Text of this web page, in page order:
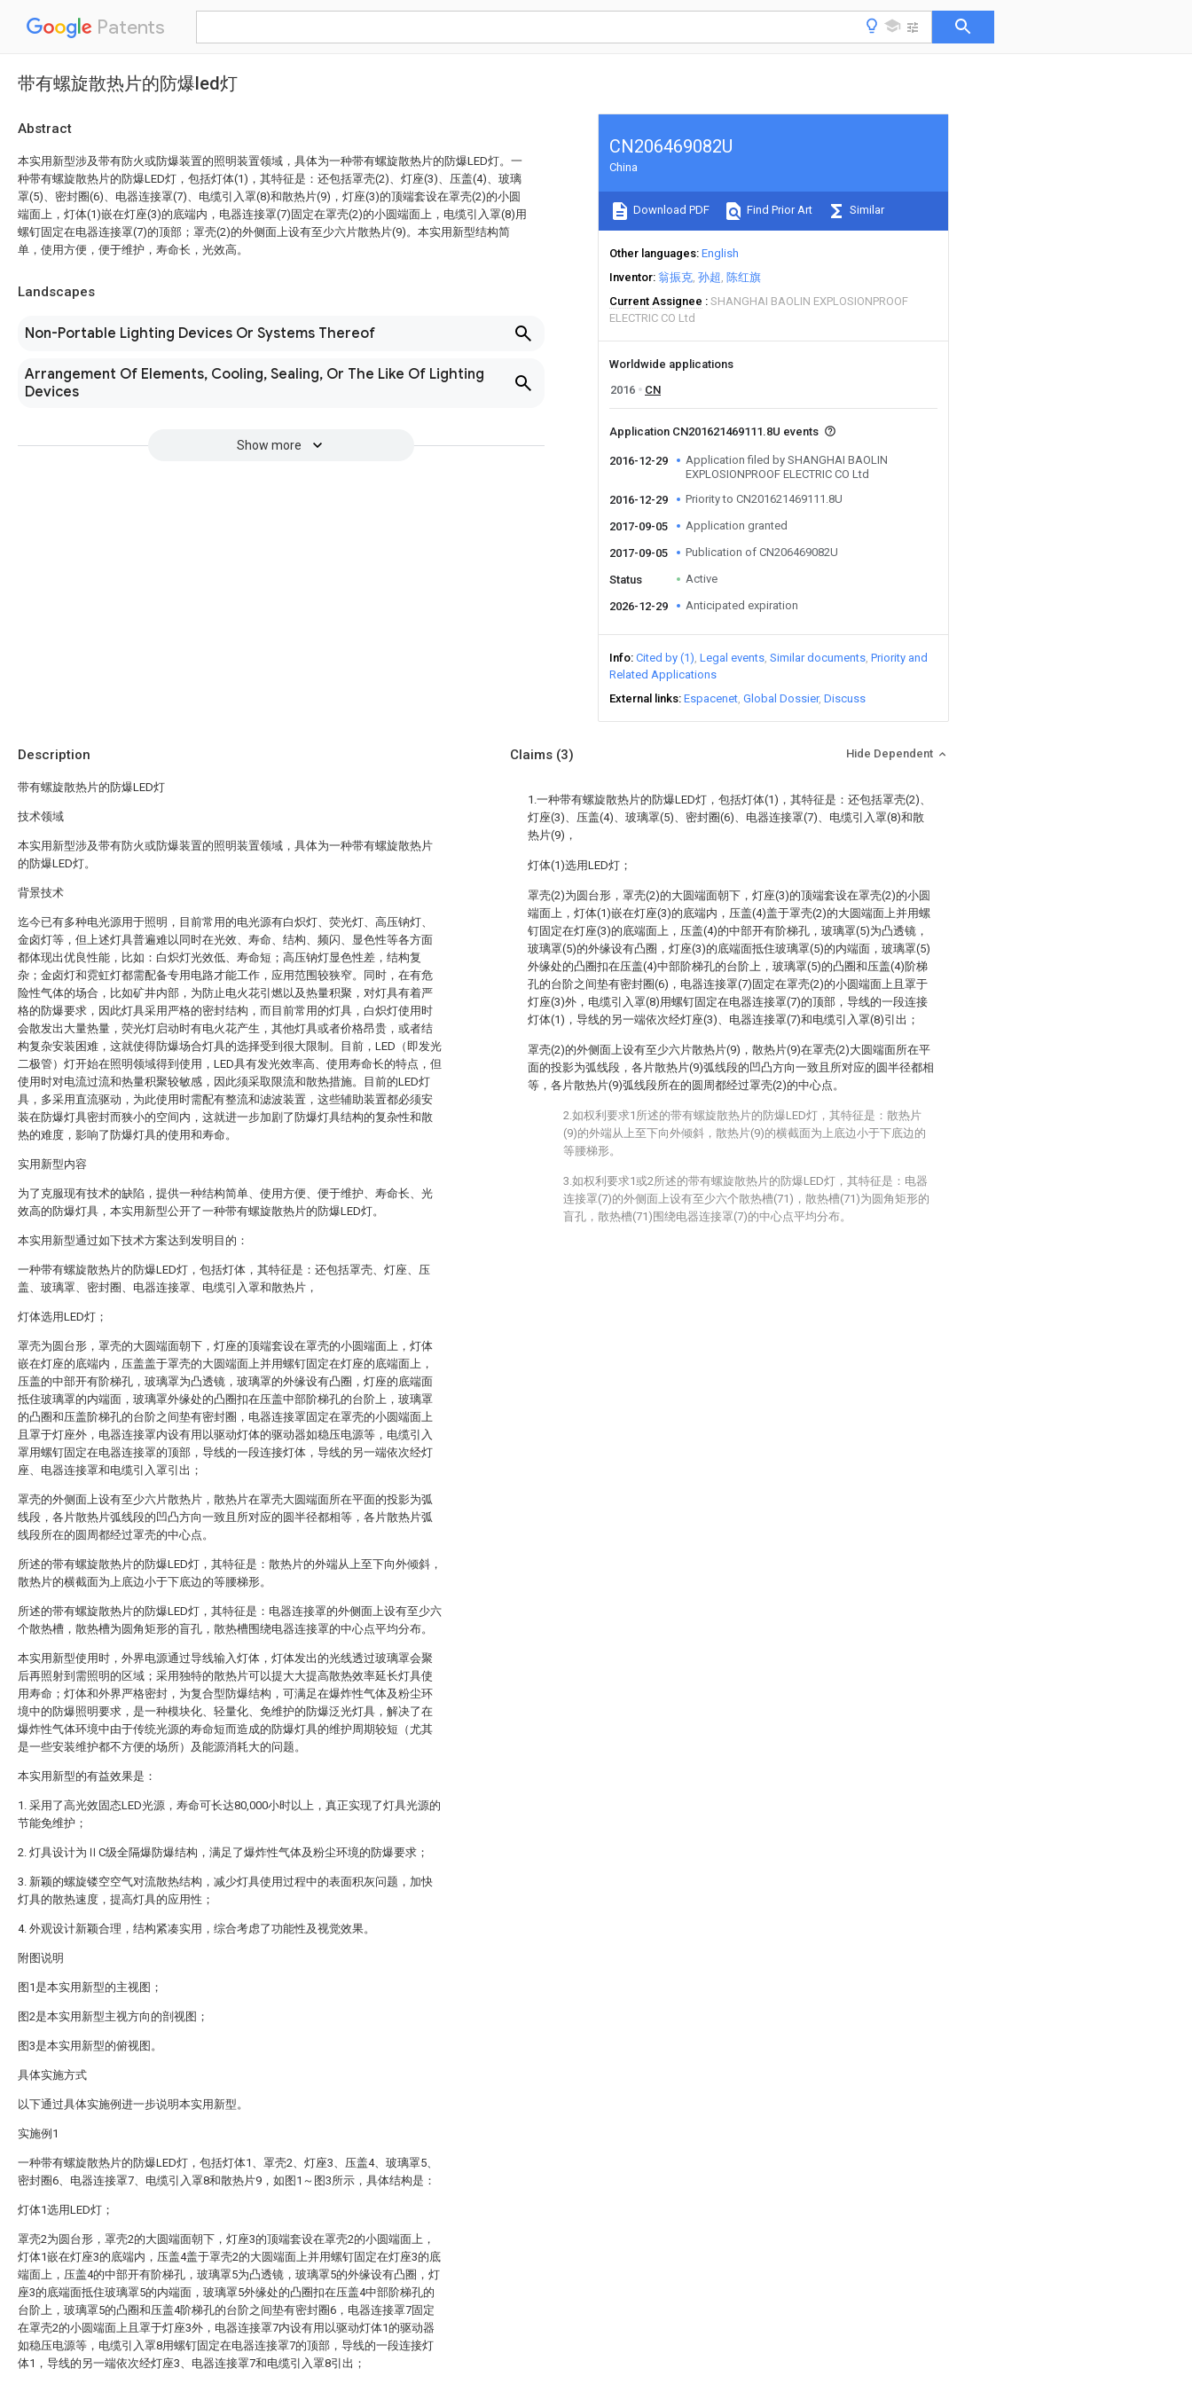
Patents
带有螺旋散热片的防爆led灯
Abstract
本实用新型涉及带有防火或防爆装置的照明装置领域，具体为一种带有螺旋散热片的防爆LED灯。一
种带有螺旋散热片的防爆LED灯，包括灯体(1)，其特征是：还包括罩壳(2)、灯座(3)、压盖(4)、玻璃
罩(5)、密封圈(6)、电器连接罩(7)、电缆引入罩(8)和散热片(9)，灯座(3)的顶端套设在罩壳(2)的小圆
端面上，灯体(1)嵌在灯座(3)的底端内，电器连接罩(7)固定在罩壳(2)的小圆端面上，电缆引入罩(8)用
螺钉固定在电器连接罩(7)的顶部；罩壳(2)的外侧面上设有至少六片散热片(9)。本实用新型结构简
单，使用方便，便于维护，寿命长，光效高。
Landscapes
Non-Portable Lighting Devices Or Systems Thereof
Arrangement Of Elements, Cooling, Sealing, Or The Like Of Lighting
Devices
Show more
CN206469082U
China
Download PDF Find Prior Art Similar
Other languages English
Inventor 翁振克 孙超 陈红旗
Current Assignee
SHANGHAI BAOLIN EXPLOSIONPROOF
ELECTRIC CO Ltd
Worldwide applications
2016
CN
Application CN201621469111.8U events
2016-12-29
Application filed by SHANGHAI BAOLIN
EXPLOSIONPROOF ELECTRIC CO Ltd
2016-12-29
Priority to CN201621469111.8U
2017-09-05 Application granted
2017-09-05 Publication of CN206469082U
Status Active
2026-12-29 Anticipated expiration
Info Cited by (1) Legal events Similar documents Priority and
Related Applications
External links Espacenet Global Dossier Discuss
Description
带有螺旋散热片的防爆LED灯
技术领域
本实用新型涉及带有防火或防爆装置的照明装置领域，具体为一种带有螺旋散热片
的防爆LED灯。
背景技术
迄今已有多种电光源用于照明，目前常用的电光源有白炽灯、荧光灯、高压钠灯、
金卤灯等，但上述灯具普遍难以同时在光效、寿命、结构、频闪、显色性等各方面
都体现出优良性能，比如：白炽灯光效低、寿命短；高压钠灯显色性差，结构复
杂；金卤灯和霓虹灯都需配备专用电路才能工作，应用范围较狭窄。同时，在有危
险性气体的场合，比如矿井内部，为防止电火花引燃以及热量积聚，对灯具有着严
格的防爆要求，因此灯具采用严格的密封结构，而目前常用的灯具，白炽灯使用时
会散发出大量热量，荧光灯启动时有电火花产生，其他灯具或者价格昂贵，或者结
构复杂安装困难，这就使得防爆场合灯具的选择受到很大限制。目前，LED（即发光
二极管）灯开始在照明领域得到使用，LED具有发光效率高、使用寿命长的特点，但
使用时对电流过流和热量积聚较敏感，因此须采取限流和散热措施。目前的LED灯
具，多采用直流驱动，为此使用时需配有整流和滤波装置，这些辅助装置都必须安
装在防爆灯具密封而狭小的空间内，这就进一步加剧了防爆灯具结构的复杂性和散
热的难度，影响了防爆灯具的使用和寿命。
实用新型内容
为了克服现有技术的缺陷，提供一种结构简单、使用方便、便于维护、寿命长、光
效高的防爆灯具，本实用新型公开了一种带有螺旋散热片的防爆LED灯。
本实用新型通过如下技术方案达到发明目的：
一种带有螺旋散热片的防爆LED灯，包括灯体，其特征是：还包括罩壳、灯座、压
盖、玻璃罩、密封圈、电器连接罩、电缆引入罩和散热片，
灯体选用LED灯；
罩壳为圆台形，罩壳的大圆端面朝下，灯座的顶端套设在罩壳的小圆端面上，灯体
嵌在灯座的底端内，压盖盖于罩壳的大圆端面上并用螺钉固定在灯座的底端面上，
压盖的中部开有阶梯孔，玻璃罩为凸透镜，玻璃罩的外缘设有凸圈，灯座的底端面
抵住玻璃罩的内端面，玻璃罩外缘处的凸圈扣在压盖中部阶梯孔的台阶上，玻璃罩
的凸圈和压盖阶梯孔的台阶之间垫有密封圈，电器连接罩固定在罩壳的小圆端面上
且罩于灯座外，电器连接罩内设有用以驱动灯体的驱动器如稳压电源等，电缆引入
罩用螺钉固定在电器连接罩的顶部，导线的一段连接灯体，导线的另一端依次经灯
座、电器连接罩和电缆引入罩引出；
罩壳的外侧面上设有至少六片散热片，散热片在罩壳大圆端面所在平面的投影为弧
线段，各片散热片弧线段的凹凸方向一致且所对应的圆半径都相等，各片散热片弧
线段所在的圆周都经过罩壳的中心点。
所述的带有螺旋散热片的防爆LED灯，其特征是：散热片的外端从上至下向外倾斜，
散热片的横截面为上底边小于下底边的等腰梯形。
所述的带有螺旋散热片的防爆LED灯，其特征是：电器连接罩的外侧面上设有至少六
个散热槽，散热槽为圆角矩形的盲孔，散热槽围绕电器连接罩的中心点平均分布。
本实用新型使用时，外界电源通过导线输入灯体，灯体发出的光线透过玻璃罩会聚
后再照射到需照明的区域；采用独特的散热片可以提大大提高散热效率延长灯具使
用寿命；灯体和外界严格密封，为复合型防爆结构，可满足在爆炸性气体及粉尘环
境中的防爆照明要求，是一种模块化、轻量化、免维护的防爆泛光灯具，解决了在
爆炸性气体环境中由于传统光源的寿命短而造成的防爆灯具的维护周期较短（尤其
是一些安装维护都不方便的场所）及能源消耗大的问题。
本实用新型的有益效果是：
1. 采用了高光效固态LED光源，寿命可长达80,000小时以上，真正实现了灯具光源的
节能免维护；
2. 灯具设计为ⅡC级全隔爆防爆结构，满足了爆炸性气体及粉尘环境的防爆要求；
3. 新颖的螺旋镂空空气对流散热结构，减少灯具使用过程中的表面积灰问题，加快
灯具的散热速度，提高灯具的应用性；
4. 外观设计新颖合理，结构紧凑实用，综合考虑了功能性及视觉效果。
附图说明
图1是本实用新型的主视图；
图2是本实用新型主视方向的剖视图；
图3是本实用新型的俯视图。
具体实施方式
以下通过具体实施例进一步说明本实用新型。
实施例1
一种带有螺旋散热片的防爆LED灯，包括灯体1、罩壳2、灯座3、压盖4、玻璃罩5、
密封圈6、电器连接罩7、电缆引入罩8和散热片9，如图1～图3所示，具体结构是：
灯体1选用LED灯；
罩壳2为圆台形，罩壳2的大圆端面朝下，灯座3的顶端套设在罩壳2的小圆端面上，
灯体1嵌在灯座3的底端内，压盖4盖于罩壳2的大圆端面上并用螺钉固定在灯座3的底
端面上，压盖4的中部开有阶梯孔，玻璃罩5为凸透镜，玻璃罩5的外缘设有凸圈，灯
座3的底端面抵住玻璃罩5的内端面，玻璃罩5外缘处的凸圈扣在压盖4中部阶梯孔的
台阶上，玻璃罩5的凸圈和压盖4阶梯孔的台阶之间垫有密封圈6，电器连接罩7固定
在罩壳2的小圆端面上且罩于灯座3外，电器连接罩7内设有用以驱动灯体1的驱动器
如稳压电源等，电缆引入罩8用螺钉固定在电器连接罩7的顶部，导线的一段连接灯
体1，导线的另一端依次经灯座3、电器连接罩7和电缆引入罩8引出；
Claims (3) Hide Dependent
1.一种带有螺旋散热片的防爆LED灯，包括灯体(1)，其特征是：还包括罩壳(2)、
灯座(3)、压盖(4)、玻璃罩(5)、密封圈(6)、电器连接罩(7)、电缆引入罩(8)和散
热片(9)，
灯体(1)选用LED灯；
罩壳(2)为圆台形，罩壳(2)的大圆端面朝下，灯座(3)的顶端套设在罩壳(2)的小圆
端面上，灯体(1)嵌在灯座(3)的底端内，压盖(4)盖于罩壳(2)的大圆端面上并用螺
钉固定在灯座(3)的底端面上，压盖(4)的中部开有阶梯孔，玻璃罩(5)为凸透镜，
玻璃罩(5)的外缘设有凸圈，灯座(3)的底端面抵住玻璃罩(5)的内端面，玻璃罩(5)
外缘处的凸圈扣在压盖(4)中部阶梯孔的台阶上，玻璃罩(5)的凸圈和压盖(4)阶梯
孔的台阶之间垫有密封圈(6)，电器连接罩(7)固定在罩壳(2)的小圆端面上且罩于
灯座(3)外，电缆引入罩(8)用螺钉固定在电器连接罩(7)的顶部，导线的一段连接
灯体(1)，导线的另一端依次经灯座(3)、电器连接罩(7)和电缆引入罩(8)引出；
罩壳(2)的外侧面上设有至少六片散热片(9)，散热片(9)在罩壳(2)大圆端面所在平
面的投影为弧线段，各片散热片(9)弧线段的凹凸方向一致且所对应的圆半径都相
等，各片散热片(9)弧线段所在的圆周都经过罩壳(2)的中心点。
2.如权利要求1所述的带有螺旋散热片的防爆LED灯，其特征是：散热片
(9)的外端从上至下向外倾斜，散热片(9)的横截面为上底边小于下底边的
等腰梯形。
3.如权利要求1或2所述的带有螺旋散热片的防爆LED灯，其特征是：电器
连接罩(7)的外侧面上设有至少六个散热槽(71)，散热槽(71)为圆角矩形的
盲孔，散热槽(71)围绕电器连接罩(7)的中心点平均分布。